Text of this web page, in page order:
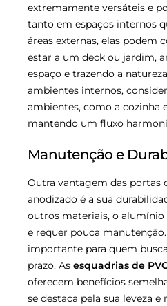
extremamente versáteis e
tanto em espaços internos
áreas externas, elas podem
estar a um deck ou jardim,
espaço e trazendo a
ambientes internos,
ambientes, como a cozinha
mantendo um fluxo
Manutenção e
Outra vantagem das portas
anodizado é a sua
outros materiais, o alumínio
e requer pouca
importante para quem
prazo. As esquadrias de
oferecem benefícios
se destaca pela sua leveza e